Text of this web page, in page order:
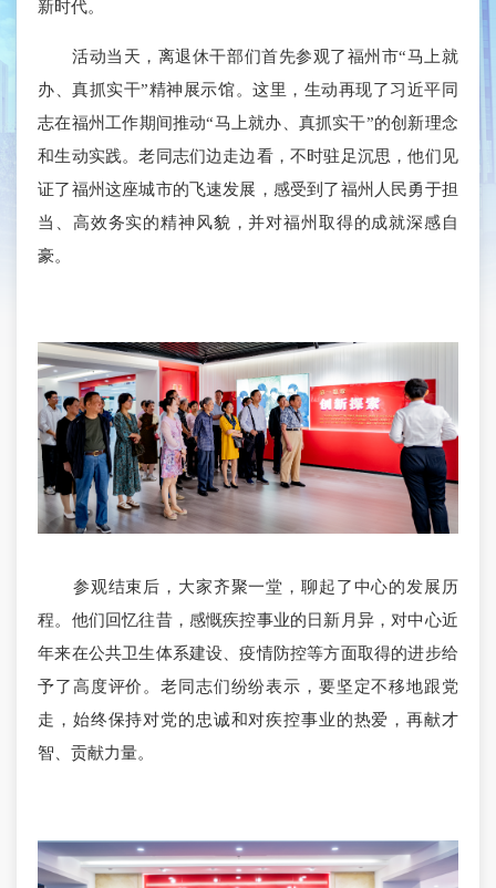
新时代。
活动当天，离退休干部们首先参观了福州市“马上就
办、真抓实干”精神展示馆。这里，生动再现了习近平同
志在福州工作期间推动“马上就办、真抓实干”的创新理念
和生动实践。老同志们边走边看，不时驻足沉思，他们见
证了福州这座城市的飞速发展，感受到了福州人民勇于担
当、高效务实的精神风貌，并对福州取得的成就深感自
豪。
参观结束后，大家齐聚一堂，聊起了中心的发展历
程。他们回忆往昔，感慨疾控事业的日新月异，对中心近
年来在公共卫生体系建设、疫情防控等方面取得的进步给
予了高度评价。老同志们纷纷表示，要坚定不移地跟党
走，始终保持对党的忠诚和对疾控事业的热爱，再献才
智、贡献力量。